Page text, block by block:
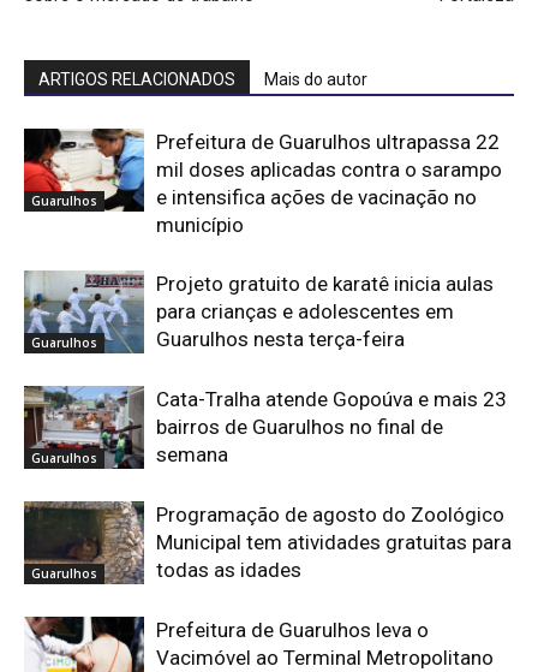
ARTIGOS RELACIONADOS Mais do autor
Guarulhos
Prefeitura de Guarulhos ultrapassa 22
mil doses aplicadas contra o sarampo
e intensifica ações de vacinação no
município
Guarulhos
Projeto gratuito de karatê inicia aulas
para crianças e adolescentes em
Guarulhos nesta terça-feira
Guarulhos
Cata-Tralha atende Gopoúva e mais 23
bairros de Guarulhos no final de
semana
Guarulhos
Programação de agosto do Zoológico
Municipal tem atividades gratuitas para
todas as idades
Prefeitura de Guarulhos leva o
Vacimóvel ao Terminal Metropolitano